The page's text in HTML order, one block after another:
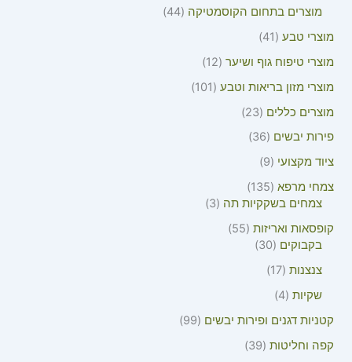
מוצרים בתחום הקוסמטיקה 44
מוצרי טבע
41
מוצרי טיפוח גוף ושיער 12
מוצרי מזון בריאות וטבע
101
מוצרים כללים
23
פירות יבשים
36
ציוד מקצועי
9
צמחי מרפא 135
צמחים בשקקיות תה
3
קופסאות ואריזות 55
בקבוקים
30
צנצנות 17
שקיות 4
קטניות דגנים ופירות יבשים
99
קפה וחליטות 39